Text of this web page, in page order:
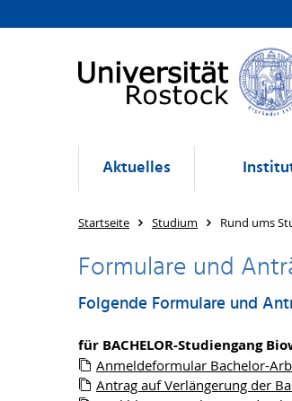
Aktuelles
Startseite Studium Rund ums
Formulare und
Folgende Formulare und
für BACHELOR-Studiengang
Anmeldeformular Bachelor-
Antrag auf Verlängerung der